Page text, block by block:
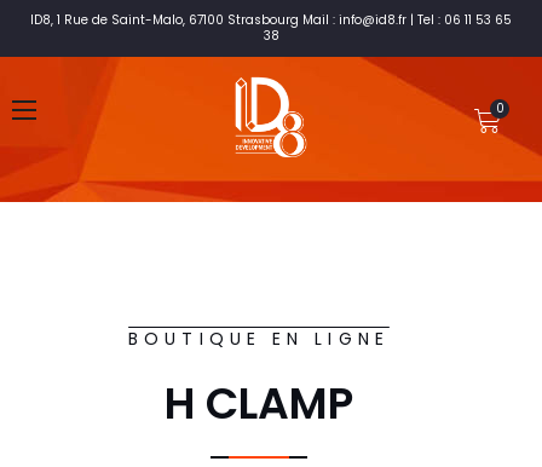
ID8, 1 Rue de Saint-Malo, 67100 Strasbourg Mail : info@id8.fr | Tel : 06 11 53 65
38
BOUTIQUE EN LIGNE
H CLAMP